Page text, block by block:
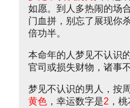
如愿。到人多热闹的场
门血拼，别忘了展现你
倍功半。
本命年的人梦见不认识
官司或损失财物，诸事不
梦见不认识的男人，按
黄色 ，幸运数字是2 ，